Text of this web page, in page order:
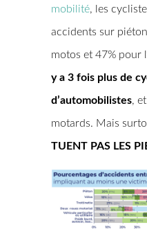
mobilité, les
accidents sur
motos et 47% pour
y a 3 fois plus de
d’automobilistes,
motards. Mais
TUENT PAS LES